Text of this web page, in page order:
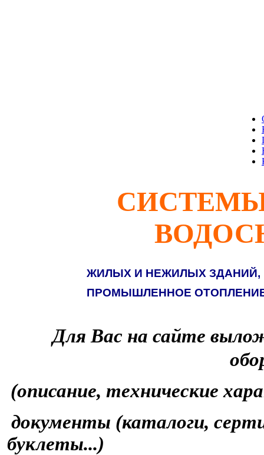
ЖИЛЫХ И НЕЖИЛЫХ ЗДАНИЙ,
ПРОМЫШЛЕННОЕ
Для Вас на сайте
(описание, технические
документы (каталоги,
буклеты...)